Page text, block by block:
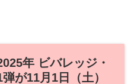
年 ビバレッジ・
が11月1日（土）